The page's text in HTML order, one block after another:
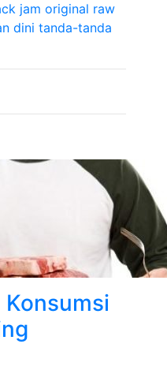
jam original raw
dini tanda-tanda
Konsumsi